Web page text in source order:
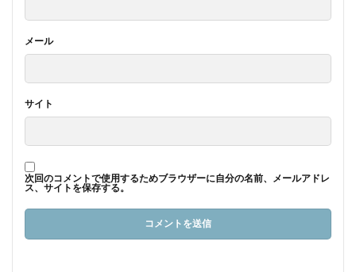
メール
サイト
次回のコメントで使用するためブラウザーに自分の名前、メールアドレ
ス、サイトを保存する。